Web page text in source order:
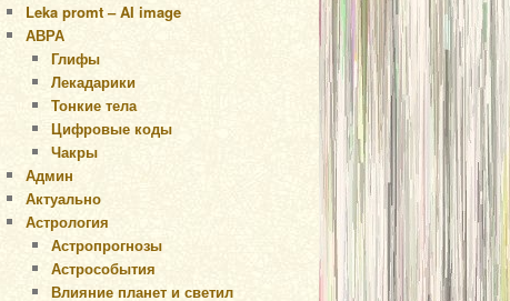
Leka promt – AI image
АВРА
Глифы
Лекадарики
Тонкие тела
Цифровые коды
Чакры
Админ
Актуально
Астрология
Астропрогнозы
Астрособытия
Влияние планет и светил